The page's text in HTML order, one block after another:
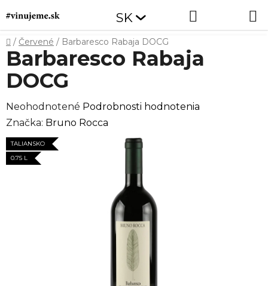
na
obsah
SK
Domov
/ Červené / Barbaresco Rabaja DOCG
Barbaresco Rabaja
DOCG
Priemerné
hodnotenie
produktu
je
Neohodnotené Podrobnosti hodnotenia
Značka: Bruno Rocca
TALIANSKO
0.75 L